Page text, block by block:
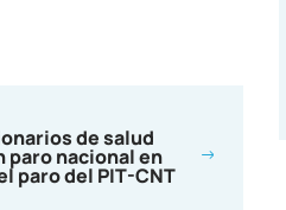
de salud
paro nacional en
paro del PIT-CNT